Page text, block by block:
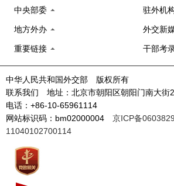
中央部委 驻外机
地方外办 外交新
重要链接 干部考
中华人民共和国外交部 版权所有
联系我们 地址：北京市朝阳区朝阳门南大
电话：+86-10-65961114
网站标识码：bm02000004 京ICP备
11040102700114